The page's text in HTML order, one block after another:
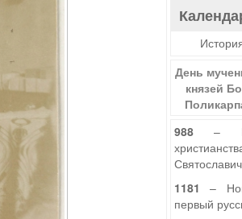
День
князей
988–
1181 –
первый